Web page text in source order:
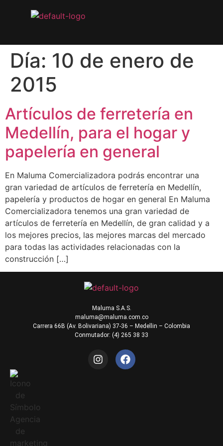
Día: 10 de enero de
2015
Artículos de ferretería en
Medellín, para el hogar y
papelería en general
En Maluma Comercializadora podrás encontrar una
gran variedad de artículos de ferretería en Medellín,
papelería y productos de hogar en general En Maluma
Comercializadora tenemos una gran variedad de
artículos de ferretería en Medellín, de gran calidad y a
los mejores precios, las mejores marcas del mercado
para todas las actividades relacionadas con la
construcción […]
Maluma S.A.S.
maluma@maluma.com.co
Carrera 66B (Av. Bolivariana) 37-36 – Medellin – Colombia
Conmutador: (4) 265 38 33